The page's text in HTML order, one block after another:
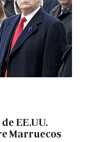
EE.UU.
Marruecos